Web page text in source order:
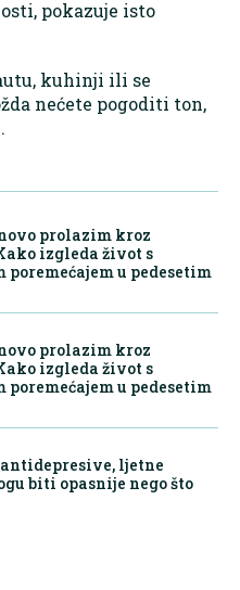
pokazuje isto
kuhinji ili se
nećete pogoditi ton,
prolazim kroz
izgleda život s
u pedesetim
prolazim kroz
izgleda život s
u pedesetim
ljetne
biti opasnije nego što